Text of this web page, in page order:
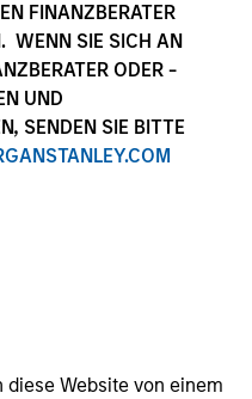
FINANZBERATER
WENN SIE SICH AN
ODER -
UND
SENDEN SIE BITTE
Website von einem